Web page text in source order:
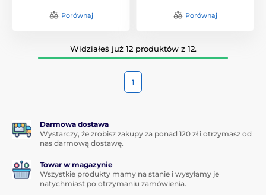
Porównaj Porównaj
Widziałeś już 12 produktów z 12.
1
Darmowa dostawa
Wystarczy, że zrobisz zakupy za ponad 120 zł i otrzymasz od
nas darmową dostawę.
Towar w magazynie
Wszystkie produkty mamy na stanie i wysyłamy je
natychmiast po otrzymaniu zamówienia.